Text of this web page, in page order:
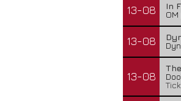
13-08
In
13-08
13-08